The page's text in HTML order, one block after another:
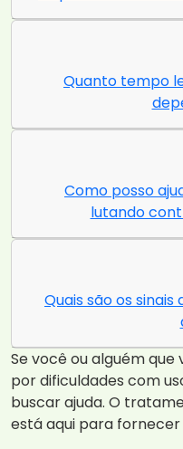
Quanto tempo
Como posso
lutando
Quais são os
Se você ou alguém
por dificuldades com
buscar ajuda. O
está aqui para